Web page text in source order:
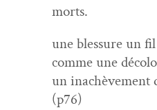
morts.
une blessure un fil
comme une
un inachève­ment
(p76)